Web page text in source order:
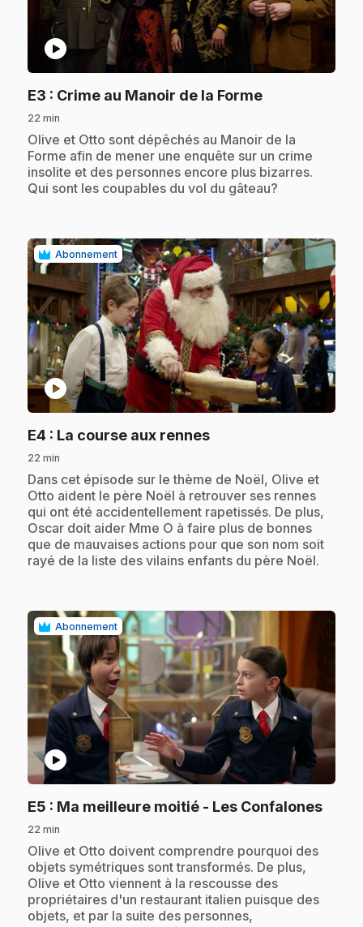
play_circle
E3 : Crime au Manoir de la Forme.
22 min
.Olive et Otto sont dépêchés au Manoir de la
Forme afin de mener une enquête sur un crime
insolite et des personnes encore plus bizarres.
Qui sont les coupables du vol du gâteau?
Abonnement
play_circle
E4 : La course aux rennes.
22 min
.Dans cet épisode sur le thème de Noël, Olive et
Otto aident le père Noël à retrouver ses rennes
qui ont été accidentellement rapetissés. De plus,
Oscar doit aider Mme O à faire plus de bonnes
que de mauvaises actions pour que son nom soit
rayé de la liste des vilains enfants du père Noël.
Abonnement
play_circle
E5 : Ma meilleure moitié - Les Confalones.
22 min
.Olive et Otto doivent comprendre pourquoi des
objets symétriques sont transformés. De plus,
Olive et Otto viennent à la rescousse des
propriétaires d'un restaurant italien puisque des
objets, et par la suite des personnes,